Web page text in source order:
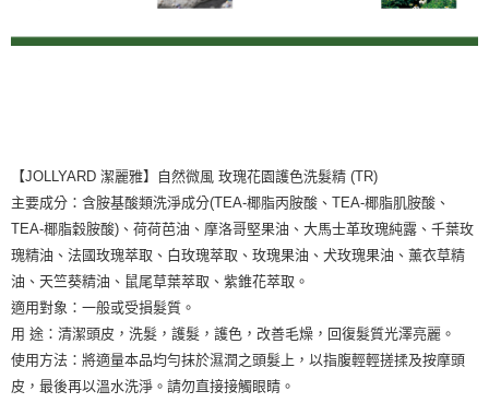
【JOLLYARD 潔麗雅】自然微風 玫瑰花園護色洗髮精 (TR)
主要成分：含胺基酸類洗淨成分(TEA-椰脂丙胺酸、TEA-椰脂肌胺酸、
TEA-椰脂穀胺酸)、荷荷芭油、摩洛哥堅果油、大馬士革玫瑰純露、千葉玫
瑰精油、法國玫瑰萃取、白玫瑰萃取、玫瑰果油、犬玫瑰果油、薰衣草精
油、天竺葵精油、鼠尾草葉萃取、紫錐花萃取。
適用對象：一般或受損髮質。
用 途：清潔頭皮，洗髮，護髮，護色，改善毛燥，回復髮質光澤亮麗。
使用方法：將適量本品均勻抹於濕潤之頭髮上，以指腹輕輕搓揉及按摩頭
皮，最後再以溫水洗淨。請勿直接接觸眼睛。